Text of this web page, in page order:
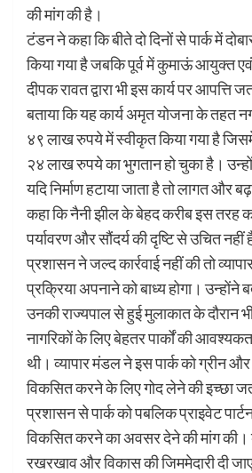
की मांग की है।
टंडन ने कहा कि बीते दो दिनों से पार्क में
किया गया है जबकि पूर्व में कुमाऊं आयुक्त
दीपक रावत द्वारा भी इस कार्य पर आपत्ति
बताया कि यह कार्य अमृत योजना के तहत
४९ लाख रुपये में स्वीकृत किया गया है
२४ लाख रुपये का भुगतान हो चुका है।
यदि निर्माण हटाया जाता है तो लागत और
कहा कि नैनी झील के बेहद करीब इस तरह
पर्यावरण और सौंदर्य की दृष्टि से उचित
प्रशासन ने जल्द कार्रवाई नहीं की तो
प्रक्रिया अपनाने को बाध्य होगा। उन्होंने
उनकी राज्यपाल से हुई मुलाकात के दौरान
नागरिकों के लिए बेहतर पार्कों की
थी। व्यापार मंडल ने इस पार्क को ग्रीन
विकसित करने के लिए गोद लेने की इच्छा
प्रशासन से पार्क को पबलिक प्राइवेट
विकसित करने का अवसर देने की मांग की।
रखरखाव और विकास की जिममेदारी दी